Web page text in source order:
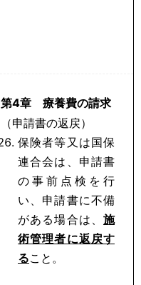
第4章 療養費の請求
（申請書の返戻）
保険者等又は国保
連合会は、申請書
の事前点検を行
い、申請書に不備
がある場合は、 施
術管理者に返戻す
ること。